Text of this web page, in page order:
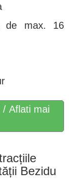
de max. 16
/ Aflati mai
Bezidu